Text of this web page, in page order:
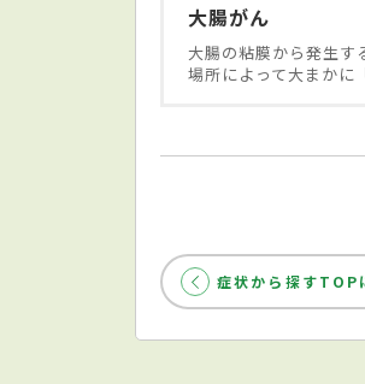
大腸がん
大腸の粘膜から発生す
場所によって大まか
症状から探すTOP